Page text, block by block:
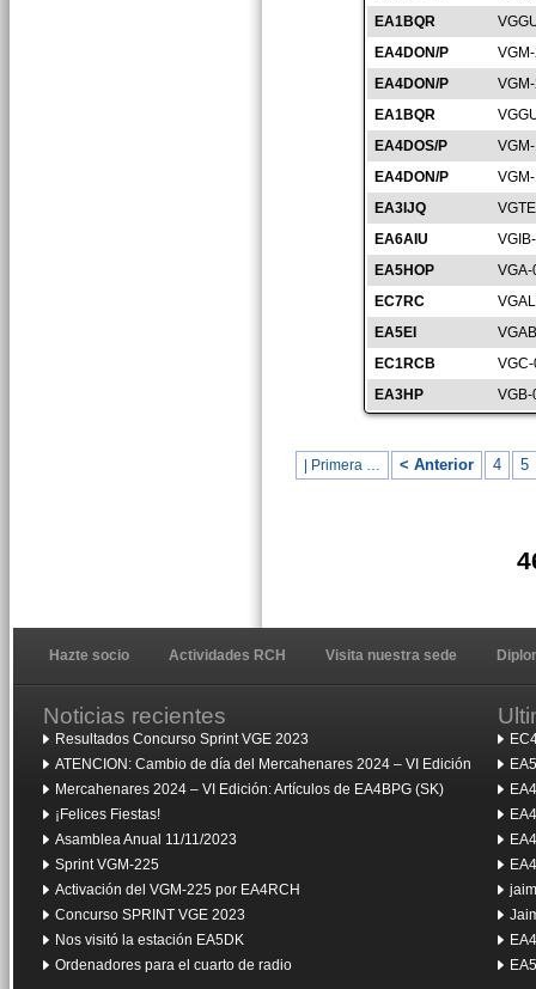
EA1BQR
EA4DON/P
EA4DON/P
EA1BQR
EA4DOS/P
EA4DON/P
EA3IJQ
EA6AIU
EA5HOP
EC7RC
EA5EI
EC1RCB
EA3HP
| Primera … < Anterior 4 5
Hazte socio Actividades RCH Visita nuestra sede
Noticias recientes
Resultados Concurso Sprint VGE 2023
ATENCION: Cambio de día del Mercahenares 2024 – VI Edición
Mercahenares 2024 – VI Edición: Artículos de EA4BPG (SK)
¡Felices Fiestas!
Asamblea Anual 11/11/2023
Sprint VGM-225
Activación del VGM-225 por EA4RCH
Concurso SPRINT VGE 2023
Nos visitó la estación EA5DK
Ordenadores para el cuarto de radio